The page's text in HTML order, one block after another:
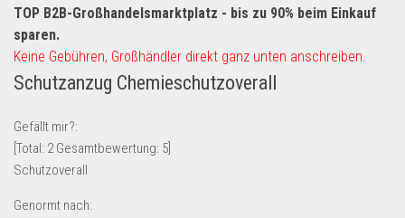
Handy und Smartphone
Kosmetik & Pflege
Lebensmittel & Getränke
Multimedia & Elektro
Münzen
Schuhe & Accessoires
TOP B2B-Großhandelsmarktplatz - bis zu 90% beim Einkauf
sparen.
Keine Gebühren, Großhändler direkt ganz unten anschreiben.
Schutzanzug Chemieschutzoverall
Gefällt mir?:
[Total: 2Gesamtbewertung: 5
Schutzoverall
Genormt nach: